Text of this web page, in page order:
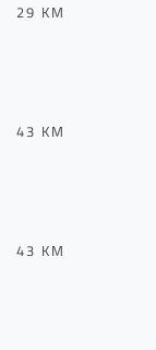
29 KM
43 KM
43 KM